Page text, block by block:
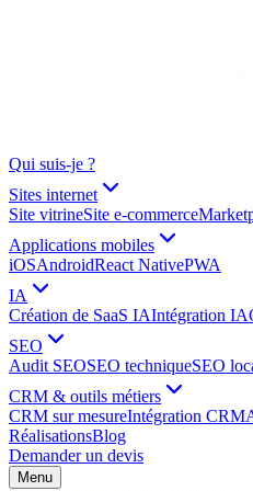
Qui suis-je ?
Sites internet
Site vitrineSite e-commerce
Applications mobiles
iOSAndroidReact NativePWA
IA
Création de SaaS IAIntégration IA
SEO
Audit SEOSEO techniqueSEO
CRM & outils métiers
CRM sur mesureIntégration CRM
RéalisationsBlog
Demander un devis
Menu